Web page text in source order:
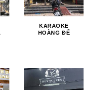
KARAOKE
HOÀNG ĐẾ